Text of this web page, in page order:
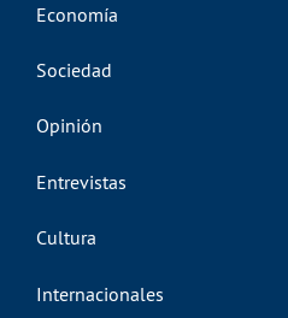
Economía
Sociedad
Opinión
Entrevistas
Cultura
Internacionales